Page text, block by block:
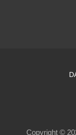
Copyright ©